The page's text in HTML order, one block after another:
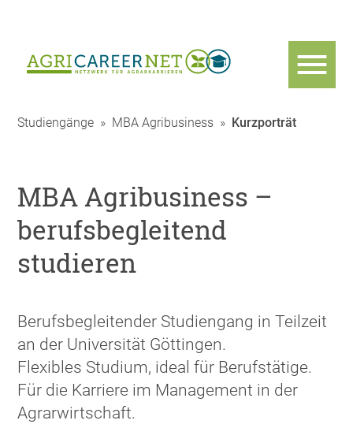
Studiengänge » MBA Agribusiness » Kurzporträt
MBA Agribusiness –
berufsbegleitend
studieren
Berufsbegleitender Studiengang in Teilzeit
an der Universität Göttingen.
Flexibles Studium, ideal für Berufstätige.
Für die Karriere im Management in der
Agrarwirtschaft.